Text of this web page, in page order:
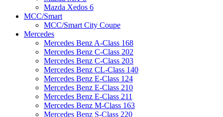
Mazda Xedos 6
MCC/Smart
MCC/Smart City Coupe
Mercedes
Mercedes Benz A-Class 168
Mercedes Benz C-Class 202
Mercedes Benz C-Class 203
Mercedes Benz CL-Class 140
Mercedes Benz E-Class 124
Mercedes Benz E-Class 210
Mercedes Benz E-Class 211
Mercedes Benz M-Class 163
Mercedes Benz S-Class 220